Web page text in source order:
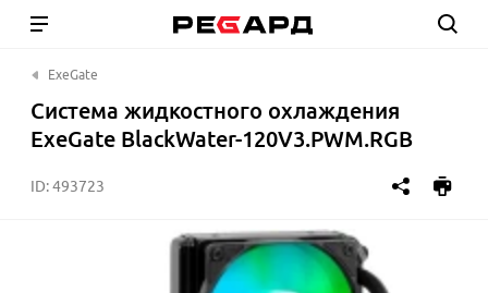
ExeGate
Система жидкостного охлаждения
ExeGate BlackWater-120V3.PWM.RGB
ID:493723